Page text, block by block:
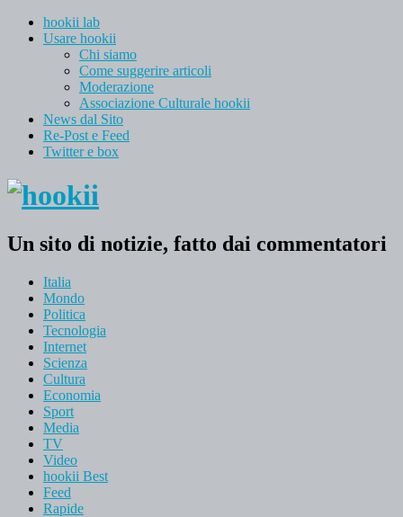
hookii lab
Usare hookii
Chi siamo
Come suggerire articoli
Moderazione
Associazione Culturale hookii
News dal Sito
Re-Post e Feed
Twitter e box
Un sito di notizie, fatto dai commentatori
Italia
Mondo
Politica
Tecnologia
Internet
Scienza
Cultura
Economia
Sport
Media
TV
Video
hookii Best
Feed
Rapide